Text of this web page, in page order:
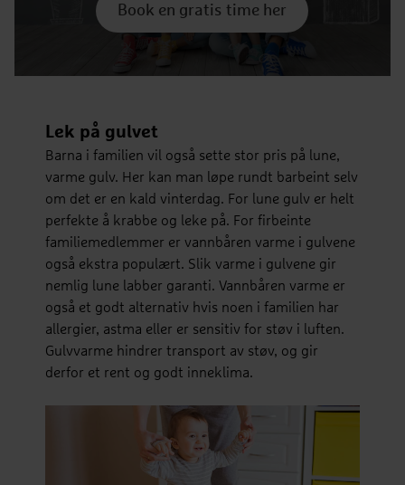
Book en gratis time her
Lek på gulvet
Barna i familien vil også sette stor pris på lune,
varme gulv. Her kan man løpe rundt barbeint selv
om det er en kald vinterdag. For lune gulv er helt
perfekte å krabbe og leke på. For firbeinte
familiemedlemmer er vannbåren varme i gulvene
også ekstra populært. Slik varme i gulvene gir
nemlig lune labber garanti. Vannbåren varme er
også et godt alternativ hvis noen i familien har
allergier, astma eller er sensitiv for støv i luften.
Gulvvarme hindrer transport av støv, og gir
derfor et rent og godt inneklima.